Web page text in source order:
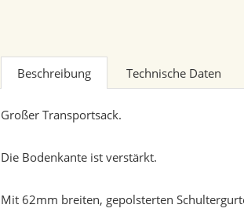
Beschreibung Technische Daten
Großer Transportsack.
Die Bodenkante ist verstärkt.
Mit 62mm breiten, gepolsterten